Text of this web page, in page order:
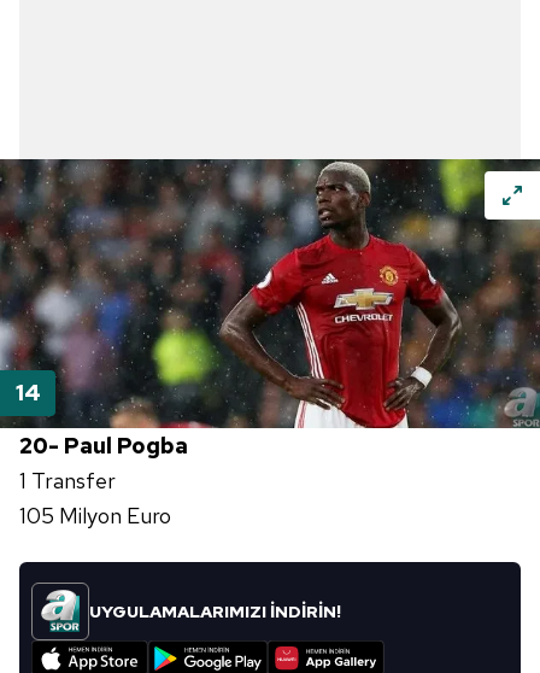
20- Paul Pogba
1 Transfer
105 Milyon Euro
UYGULAMALARIMIZI İNDİRİN!